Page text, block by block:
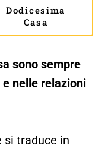
Dodicesima
Casa
sono sempre
nelle relazioni
si traduce in